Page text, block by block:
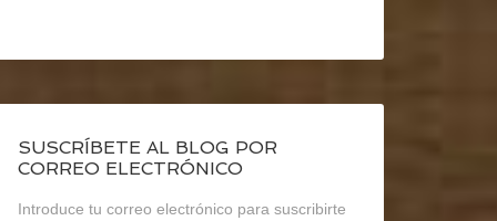
SUSCRÍBETE AL BLOG POR
CORREO ELECTRÓNICO
Introduce tu correo electrónico para suscribirte